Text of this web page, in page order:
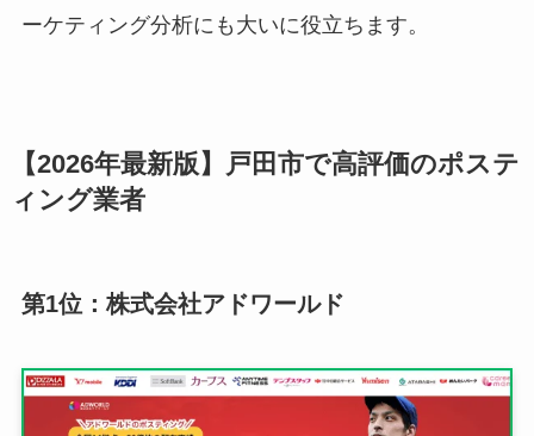
ーケティング分析にも大いに役立ちます。
【2026年最新版】戸田市で高評価のポステ
ィング業者
第1位：株式会社アドワールド